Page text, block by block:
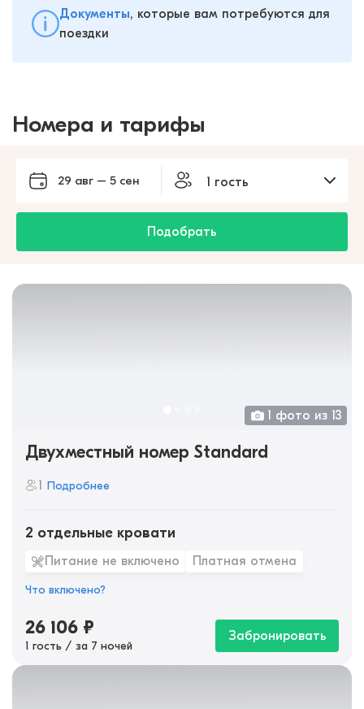
Документы, которые вам потребуются для
поездки
Номера и тарифы
29 авг – 5 сен 1 гость
Подобрать
1 фото из 13
Двухместный номер Standard
1 Подробнее
2 отдельные кровати
Питание не включено Платная отмена
Что включено?
26 106 ₽
1 гость / за 7 ночей
Забронировать